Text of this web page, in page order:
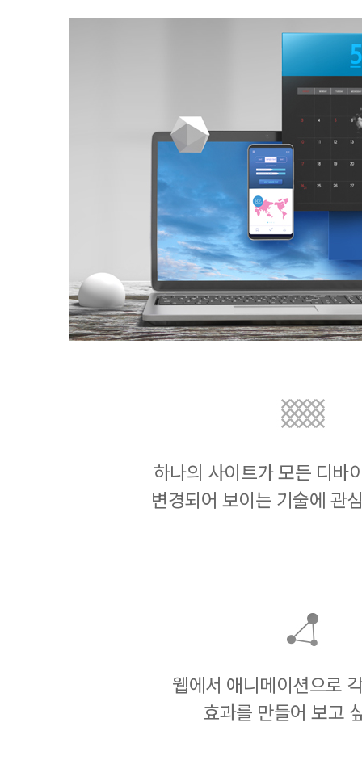
하나의 사이트가 모든 디바
변경되어 보이는 기술에 관
웹에서 애니메이션으로
효과를 만들어 보고